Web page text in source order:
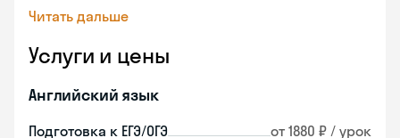
Читать дальше
Услуги и цены
Английский язык
Подготовка к ЕГЭ/ОГЭ от 1880 ₽ / урок